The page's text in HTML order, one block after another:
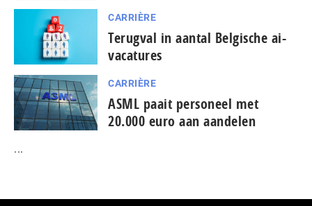
CARRIÈRE
Terugval in aantal Belgische ai-
vacatures
CARRIÈRE
ASML paait personeel met
20.000 euro aan aandelen
...